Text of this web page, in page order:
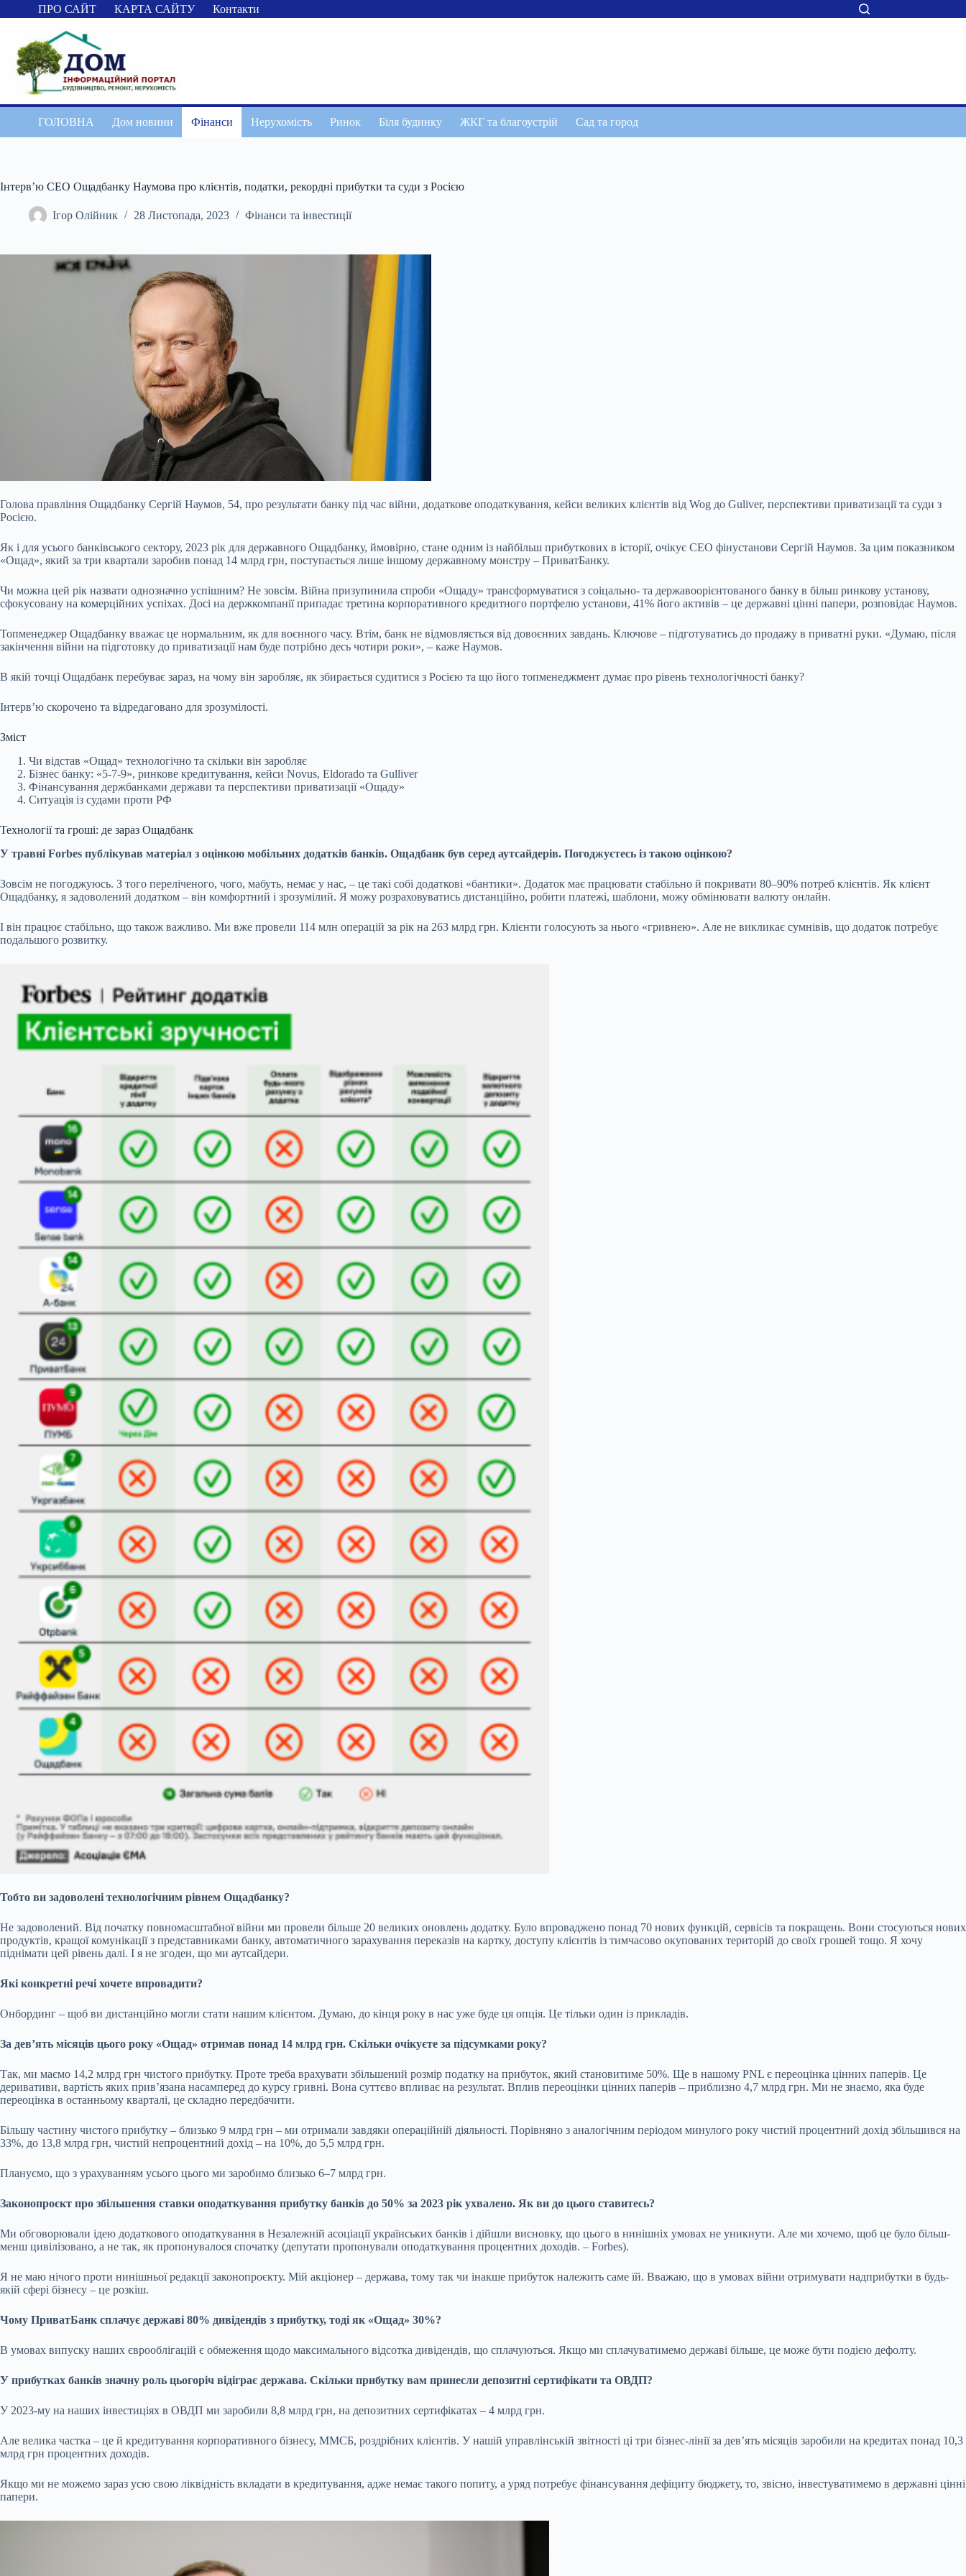
Перейти
до
ПРО САЙТ КАРТА САЙТУ Контакти
ГОЛОВНА Дом новини Фінанси Нерухомість Ринок Біля будинку ЖКГ та благоустрій Сад та город
Інтерв’ю СЕО Ощадбанку Наумова про клієнтів, податки, рекордні прибутки та суди з Росією
Ігор Олійник 28 Листопада, 2023 Фінанси та інвестиції
Голова правління Ощадбанку Сергій Наумов, 54, про результати банку під час війни, додаткове оподаткування, кейси великих клієнтів від Wog до Guliver, перспективи приватизації та суди з
Росією.
Як і для усього банківського сектору, 2023 рік для державного Ощадбанку, ймовірно, стане одним із найбільш прибуткових в історії, очікує CEO фінустанови Сергій Наумов. За цим показником
«Ощад», який за три квартали заробив понад 14 млрд грн, поступається лише іншому державному монстру – ПриватБанку.
Чи можна цей рік назвати однозначно успішним? Не зовсім. Війна призупинила спроби «Ощаду» трансформуватися з соіцально- та державоорієнтованого банку в більш ринкову установу,
сфокусовану на комерційних успіхах. Досі на держкомпанії припадає третина корпоративного кредитного портфелю установи, 41% його активів – це державні цінні папери, розповідає Наумов.
Топменеджер Ощадбанку вважає це нормальним, як для воєнного часу. Втім, банк не відмовляється від довоєнних завдань. Ключове – підготуватись до продажу в приватні руки. «Думаю, після
закінчення війни на підготовку до приватизації нам буде потрібно десь чотири роки», – каже Наумов.
В якій точці Ощадбанк перебуває зараз, на чому він заробляє, як збирається судитися з Росією та що його топменеджмент думає про рівень технологічності банку?
Інтервʼю скорочено та відредаговано для зрозумілості.
Зміст
Чи відстав «Ощад» технологічно та скільки він заробляє
Бізнес банку: «5-7-9», ринкове кредитування, кейси Novus, Eldorado та Gulliver
Фінансування держбанками держави та перспективи приватизації «Ощаду»
Ситуація із судами проти РФ
Технології та гроші: де зараз Ощадбанк
У травні Forbes публікував матеріал з оцінкою мобільних додатків банків. Ощадбанк був серед аутсайдерів. Погоджуєтесь із такою оцінкою?
Зовсім не погоджуюсь. З того переліченого, чого, мабуть, немає у нас, – це такі собі додаткові «бантики». Додаток має працювати стабільно й покривати 80–90% потреб клієнтів. Як клієнт
Ощадбанку, я задоволений додатком – він комфортний і зрозумілий. Я можу розраховуватись дистанційно, робити платежі, шаблони, можу обмінювати валюту онлайн.
І він працює стабільно, що також важливо. Ми вже провели 114 млн операцій за рік на 263 млрд грн. Клієнти голосують за нього «гривнею». Але не викликає сумнівів, що додаток потребує
подальшого розвитку.
Тобто ви задоволені технологічним рівнем Ощадбанку?
Не задоволений. Від початку повномасштабної війни ми провели більше 20 великих оновлень додатку. Було впроваджено понад 70 нових функцій, сервісів та покращень. Вони стосуються нових
продуктів, кращої комунікації з представниками банку, автоматичного зарахування переказів на картку, доступу клієнтів із тимчасово окупованих територій до своїх грошей тощо. Я хочу
піднімати цей рівень далі. І я не згоден, що ми аутсайдери.
Які конкретні речі хочете впровадити?
Онбординг – щоб ви дистанційно могли стати нашим клієнтом. Думаю, до кінця року в нас уже буде ця опція. Це тільки один із прикладів.
За девʼять місяців цього року «Ощад» отримав понад 14 млрд грн. Скільки очікуєте за підсумками року?
Так, ми маємо 14,2 млрд грн чистого прибутку. Проте треба врахувати збільшений розмір податку на прибуток, який становитиме 50%. Ще в нашому PNL є переоцінка цінних паперів. Це
деривативи, вартість яких прив’язана насамперед до курсу гривні. Вона суттєво впливає на результат. Вплив переоцінки цінних паперів – приблизно 4,7 млрд грн. Ми не знаємо, яка буде
переоцінка в останньому кварталі, це складно передбачити.
Більшу частину чистого прибутку – близько 9 млрд грн – ми отримали завдяки операційній діяльності. Порівняно з аналогічним періодом минулого року чистий процентний дохід збільшився на
33%, до 13,8 млрд грн, чистий непроцентний дохід – на 10%, до 5,5 млрд грн.
Плануємо, що з урахуванням усього цього ми заробимо близько 6–7 млрд грн.
Законопроєкт про збільшення ставки оподаткування прибутку банків до 50% за 2023 рік ухвалено. Як ви до цього ставитесь?
Ми обговорювали ідею додаткового оподаткування в Незалежній асоціації українських банків і дійшли висновку, що цього в нинішніх умовах не уникнути. Але ми хочемо, щоб це було більш-
менш цивілізовано, а не так, як пропонувалося спочатку (депутати пропонували оподаткування процентних доходів. – Forbes).
Я не маю нічого проти нинішньої редакції законопроєкту. Мій акціонер – держава, тому так чи інакше прибуток належить саме їй. Вважаю, що в умовах війни отримувати надприбутки в будь-
якій сфері бізнесу – це розкіш.
Чому ПриватБанк сплачує державі 80% дивідендів з прибутку, тоді як «Ощад» 30%?
В умовах випуску наших єврооблігацій є обмеження щодо максимального відсотка дивідендів, що сплачуються. Якщо ми сплачуватимемо державі більше, це може бути подією дефолту.
У прибутках банків значну роль цьогоріч відіграє держава. Скільки прибутку вам принесли депозитні сертифікати та ОВДП?
У 2023-му на наших інвестиціях в ОВДП ми заробили 8,8 млрд грн, на депозитних сертифікатах – 4 млрд грн.
Але велика частка – це й кредитування корпоративного бізнесу, ММСБ, роздрібних клієнтів. У нашій управлінській звітності ці три бізнес-лінії за девʼять місяців заробили на кредитах понад 10,3
млрд грн процентних доходів.
Якщо ми не можемо зараз усю свою ліквідність вкладати в кредитування, адже немає такого попиту, а уряд потребує фінансування дефіциту бюджету, то, звісно, інвестуватимемо в державні цінні
папери.